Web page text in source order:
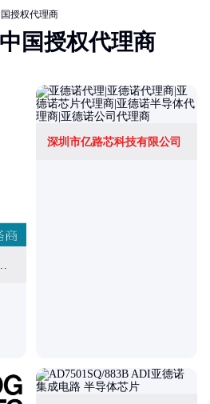
授权代理商
国授权代理商
应链有限公司
深圳市亿路芯科技有限公司